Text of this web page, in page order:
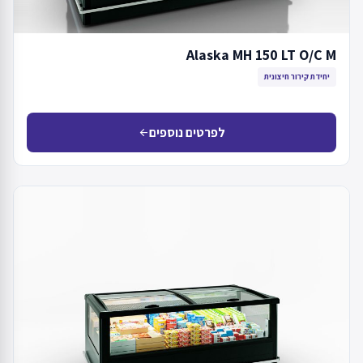
Alaska MH 150 LT O/C M
יחידת קירור חיצונית
לפרטים נוספיםarrow_back